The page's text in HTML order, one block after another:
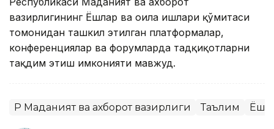
вазирлигининг Ёшлар ва оила ишлари қўмитаси
томонидан ташкил этилган платформалар,
конференциялар ва форумларда тадқиқотларни
тақдим этиш имконияти мавжуд.
ҚР Маданият ва ахборот вазирлиги Таълим